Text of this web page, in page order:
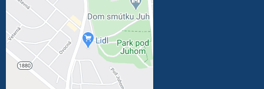
Externý obsah je
blokovaný Voľbami
súkromia
Prajete si načítať externý
obsah?